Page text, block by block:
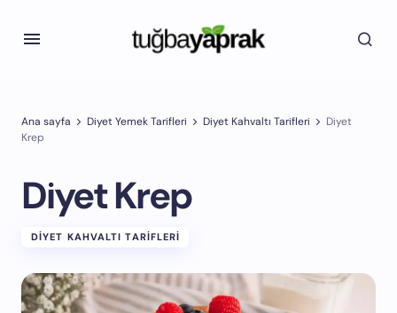
Ana sayfa Diyet Yemek Tarifleri Diyet Kahvaltı Tarifleri
Diyet
Krep
Diyet Krep
DIYET KAHVALTI TARIFLERI